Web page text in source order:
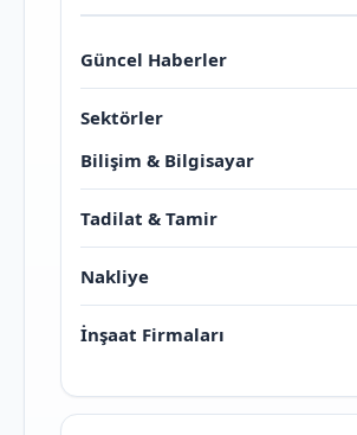
Güncel Haberler
Sektörler
Bilişim & Bilgisayar
Tadilat & Tamir
Nakliye
İnşaat Firmaları